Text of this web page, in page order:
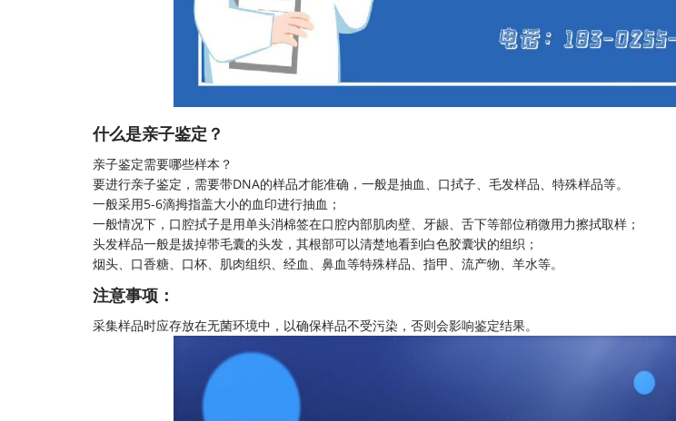
什么是亲子鉴定？
亲子鉴定需要哪些样本？
要进行亲子鉴定，需要带DNA的样品才能准确，一般是抽血、口拭子、毛发样品、特殊样品等。
一般采用5-6滴拇指盖大小的血印进行抽血；
一般情况下，口腔拭子是用单头消棉签在口腔内部肌肉壁、牙龈、舌下等部位稍微用力擦拭取样；
头发样品一般是拔掉带毛囊的头发，其根部可以清楚地看到白色胶囊状的组织；
烟头、口香糖、口杯、肌肉组织、经血、鼻血等特殊样品、指甲、流产物、羊水等。
注意事项：
采集样品时应存放在无菌环境中，以确保样品不受污染，否则会影响鉴定结果。